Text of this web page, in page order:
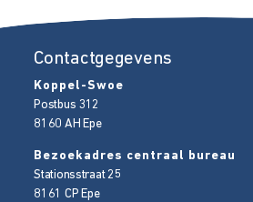
Contactgegevens
Koppel-Swoe
Postbus 312
8160 AH Epe
Bezoekadres centraal bureau
Stationsstraat 25
8161 CP Epe